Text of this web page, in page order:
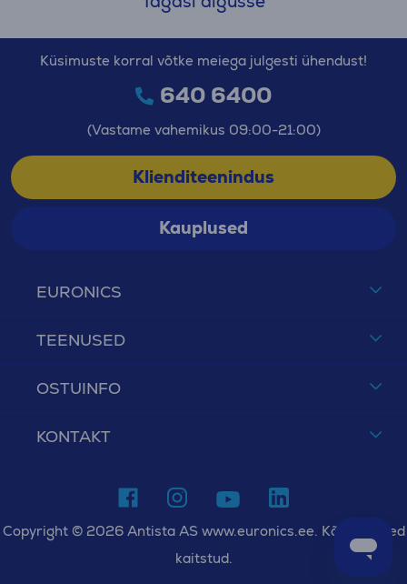
EURONICS
TEENUSED
OSTUINFO
KONTAKT
Küsimuste korral võtke meiega julgesti ühendust!
640 6400
(Vastame vahemikus 09:00-21:00)
Klienditeenindus
Kauplused
Copyright © 2026 Antista AS www.euronics.ee. Kõik õigused
kaitstud.